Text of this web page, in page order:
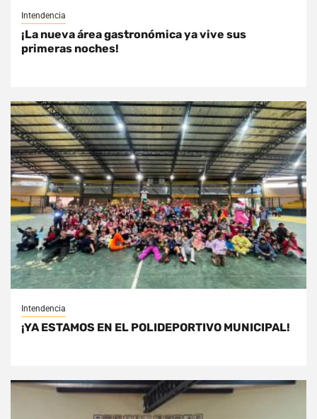
Intendencia
¡La nueva área gastronómica ya vive sus
primeras noches!
Intendencia
¡YA ESTAMOS EN EL POLIDEPORTIVO MUNICIPAL!